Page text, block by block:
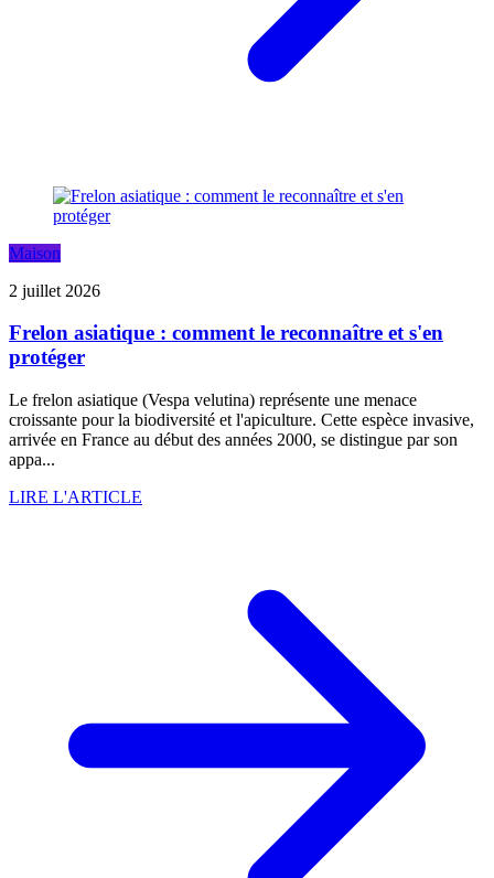
Maison
2 juillet 2026
Frelon asiatique : comment le reconnaître et s'en
protéger
Le frelon asiatique (Vespa velutina) représente une menace
croissante pour la biodiversité et l'apiculture. Cette espèce invasive,
arrivée en France au début des années 2000, se distingue par son
appa...
LIRE L'ARTICLE